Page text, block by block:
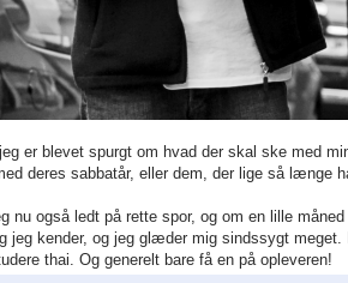
er blevet spurgt om hvad der skal ske med
deres sabbatår, eller dem, der lige så længe
nu også ledt på rette spor, og om en lille
jeg kender, og jeg glæder mig sindssygt
thai. Og generelt bare få en på opleveren!